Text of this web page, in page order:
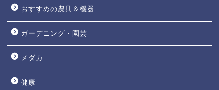
おすすめの農具＆機器
ガーデニング・園芸
メダカ
健康